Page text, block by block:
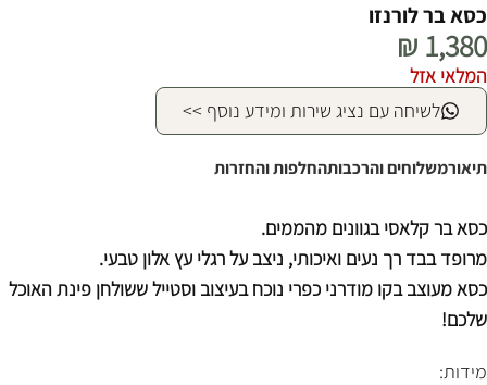
כסא בר לורנזו
₪ 1,380
המלאי אזל
לשיחה עם נציג שירות ומידע נוסף >>
תיאורמשלוחים והרכבותהחלפות והחזרות
כסא בר קלאסי בגוונים מהממים.
מרופד בבד רך נעים ואיכותי, ניצב על רגלי עץ אלון טבעי.
כסא מעוצב בקו מודרני כפרי נוכח בעיצוב וסטייל ששולחן פינת האוכל
שלכם!
מידות: